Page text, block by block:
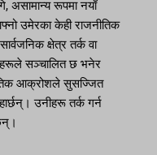
असामान्य रूपमा नयाँ
उमेरका केही राजनीतिक
क्षेत्र तर्क वा
सञ्चालित छ भनेर
आक्रोशले सुसज्जित
उनीहरू तर्क गर्न